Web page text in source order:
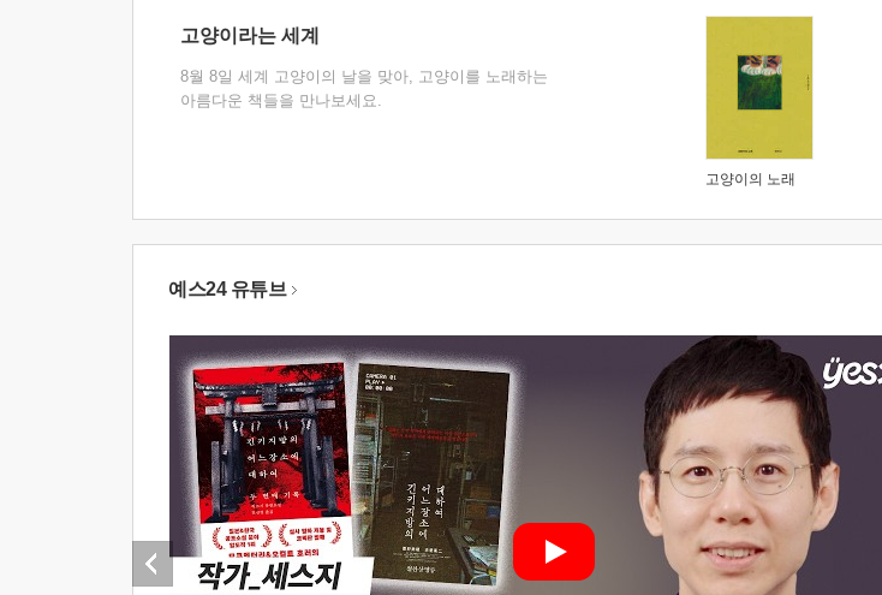
고양이라는 세계
8월 8일 세계 고양이의 날을 맞아, 고양이를 노래하는
아름다운 책들을 만나보세요.
고양이의 노래
예스24 유튜브